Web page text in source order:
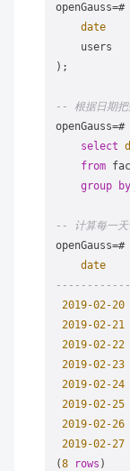
openGauss=#
date
users
);
-- 根据日期把
openGauss=#
select
from
group
by
-- 计算每一天
openGauss=#
date
2019-02-20
2019-02-21
2019-02-22
2019-02-23
2019-02-24
2019-02-25
2019-02-26
2019-02-27
(8 rows )